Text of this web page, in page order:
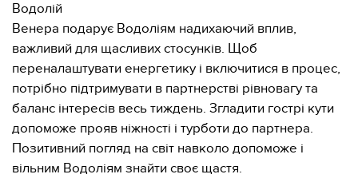
Водолій
Венера подарує Водоліям надихаючий вплив,
важливий для щасливих стосунків. Щоб
переналаштувати енергетику і включитися в процес,
потрібно підтримувати в партнерстві рівновагу та
баланс інтересів весь тиждень. Згладити гострі кути
допоможе прояв ніжності і турботи до партнера.
Позитивний погляд на світ навколо допоможе і
вільним Водоліям знайти своє щастя.